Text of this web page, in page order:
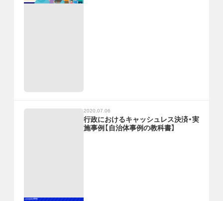
2020.07.06
行政におけるキャッシュレス決済・実
施事例【自治体事例の教科書】